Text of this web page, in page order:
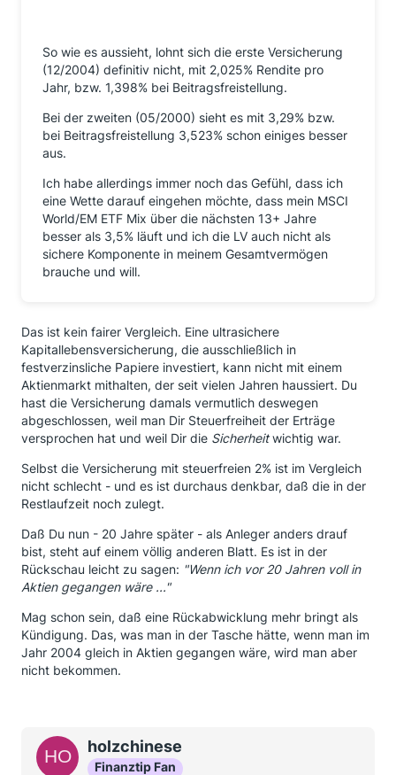
So wie es aussieht, lohnt sich die erste Versicherung
(12/2004) definitiv nicht, mit 2,025% Rendite pro
Jahr, bzw. 1,398% bei Beitragsfreistellung.
Bei der zweiten (05/2000) sieht es mit 3,29% bzw.
bei Beitragsfreistellung 3,523% schon einiges besser
aus.
Ich habe allerdings immer noch das Gefühl, dass ich
eine Wette darauf eingehen möchte, dass mein MSCI
World/EM ETF Mix über die nächsten 13+ Jahre
besser als 3,5% läuft und ich die LV auch nicht als
sichere Komponente in meinem Gesamtvermögen
brauche und will.
Das ist kein fairer Vergleich. Eine ultrasichere
Kapitallebensversicherung, die ausschließlich in
festverzinsliche Papiere investiert, kann nicht mit einem
Aktienmarkt mithalten, der seit vielen Jahren haussiert. Du
hast die Versicherung damals vermutlich deswegen
abgeschlossen, weil man Dir Steuerfreiheit der Erträge
versprochen hat und weil Dir die Sicherheitwichtig war.
Selbst die Versicherung mit steuerfreien 2% ist im Vergleich
nicht schlecht - und es ist durchaus denkbar, daß die in der
Restlaufzeit noch zulegt.
Daß Du nun - 20 Jahre später - als Anleger anders drauf
bist, steht auf einem völlig anderen Blatt. Es ist in der
Rückschau leicht zu sagen: "Wenn ich vor 20 Jahren voll in
Aktien gegangen wäre ..."
Mag schon sein, daß eine Rückabwicklung mehr bringt als
Kündigung. Das, was man in der Tasche hätte, wenn man im
Jahr 2004 gleich in Aktien gegangen wäre, wird man aber
nicht bekommen.
holzchinese
Finanztip Fan